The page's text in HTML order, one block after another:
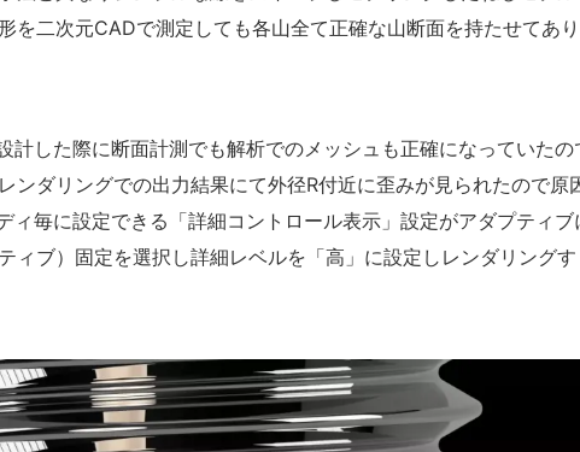
を二次元CADで測定しても各山全て正確な山断面を持たせてあり
計した際に断面計測でも解析でのメッシュも正確になっていたの
ンダリングでの出力結果にて外径R付近に歪みが見られたので原
ィ毎に設定できる「詳細コントロール表示」設定がアダプティブ
ィブ）固定を選択し詳細レベルを「高」に設定しレンダリングす